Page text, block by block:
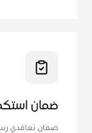
ضمان
ضمان تعاقدي